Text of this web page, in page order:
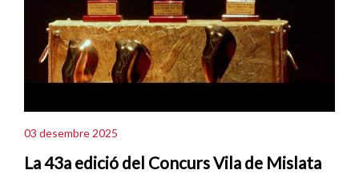
03 desembre 2025
La 43a edició del Concurs Vila de Mislata